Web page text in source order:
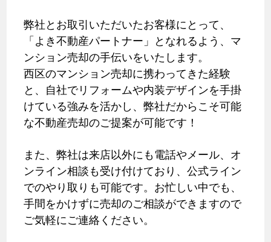
弊社とお取引いただいたお客様にとって、
「よき不動産パートナー」となれるよう、マ
ンション売却の手伝いをいたします。
西区のマンション売却に携わってきた経験
と、自社でリフォームや内装デザインを手掛
けている強みを活かし、弊社だからこそ可能
な不動産売却のご提案が可能です！
また、弊社は来店以外にも電話やメール、オ
ンライン相談も受け付けており、公式ライン
でのやり取りも可能です。お忙しい中でも、
手間をかけずに売却のご相談ができますので
ご気軽にご連絡ください。